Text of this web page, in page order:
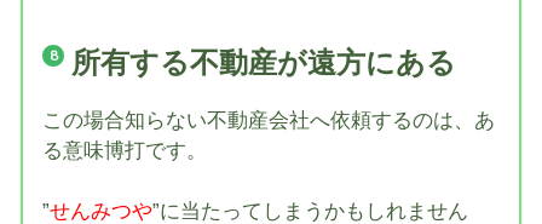
所有する不動産が遠方にある
この場合知らない不動産会社へ依頼するのは、あ
る意味博打です。
”せんみつや”に当たってしまうかもしれません